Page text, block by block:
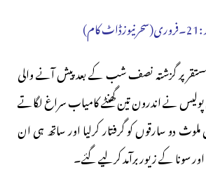
مستقر پر گزشتہ نصف شب کے بعد پیش آنے والی
پولیس نے اندرون تین گھنٹے کامیاب سراغ لگاتے
دو سارقوں کو گرفتار کرلیا اور ساتھ ہی ان
سونا کے زیور برآمد کرلیے گئے۔